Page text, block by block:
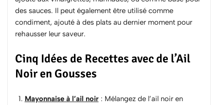
des sauces. Il peut également être utilisé comme
condiment, ajouté à des plats au dernier moment pour
rehausser leur saveur.
Cinq Idées de Recettes avec de l’Ail
Noir en Gousses
Mayonnaise à l’ail noir: Mélangez de l’ail noir en